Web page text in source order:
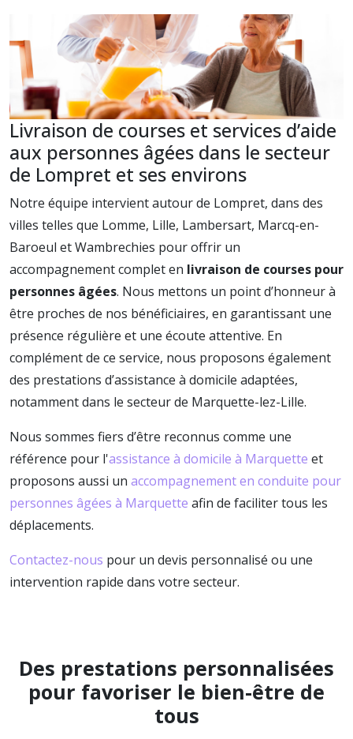
Livraison de courses et services d’aide
aux personnes âgées dans le secteur
de Lompret et ses environs
Notre équipe intervient autour de Lompret, dans des
villes telles que Lomme, Lille, Lambersart, Marcq-en-
Baroeul et Wambrechies pour offrir un
accompagnement complet en livraison de courses pour
personnes âgées. Nous mettons un point d’honneur à
être proches de nos bénéficiaires, en garantissant une
présence régulière et une écoute attentive. En
complément de ce service, nous proposons également
des prestations d’assistance à domicile adaptées,
notamment dans le secteur de Marquette-lez-Lille.
Nous sommes fiers d’être reconnus comme une
référence pour l'assistance à domicile à Marquette et
proposons aussi un accompagnement en conduite pour
personnes âgées à Marquette afin de faciliter tous les
déplacements.
Contactez-nous pour un devis personnalisé ou une
intervention rapide dans votre secteur.
Des prestations personnalisées
pour favoriser le bien-être de
tous